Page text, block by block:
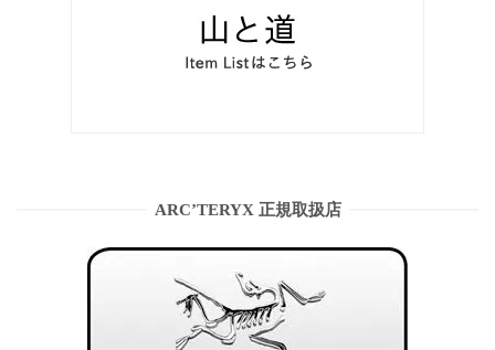
ARC’TERYX 正規取扱店